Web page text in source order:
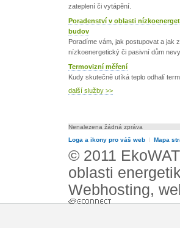
zateplení či vytápění.
Poradenství v oblasti
budov
Poradíme vám, jak postupovat a jak
nízkoenergetický či pasivní dům
Termovizní měření
Kudy skutečně utíká teplo odhalí
další služby >>
Nenalezena žádná zpráva
Loga a ikony pro váš web l Mapa
© 2011
oblasti
Webhosting,